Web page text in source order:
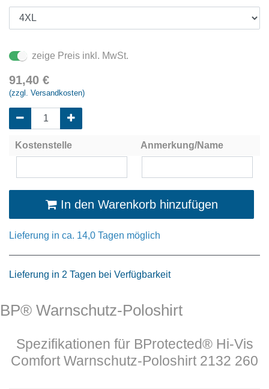
zeige Preis inkl. MwSt.
91,40 €
(zzgl. Versandkosten)
Kostenstelle Anmerkung/Name
In den Warenkorb hinzufügen
Lieferung in ca. 14,0 Tagen möglich
Lieferung in 2 Tagen bei Verfügbarkeit
BP® Warnschutz-Poloshirt
Spezifikationen für BProtected® Hi-Vis
Comfort Warnschutz-Poloshirt 2132 260